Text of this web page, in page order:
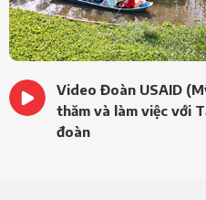
Video Đoàn USAID
thăm và làm việc với
đoàn